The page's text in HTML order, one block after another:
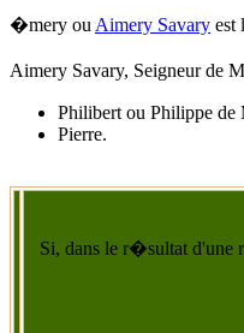
�mery ou Aimery Savary est
Aimery Savary, Seigneur de
Philibert ou Philippe de
Pierre.
Si, dans le r�sultat d'une